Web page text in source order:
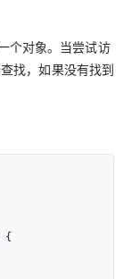
个对象。当尝试访
找，如果没有找到
{